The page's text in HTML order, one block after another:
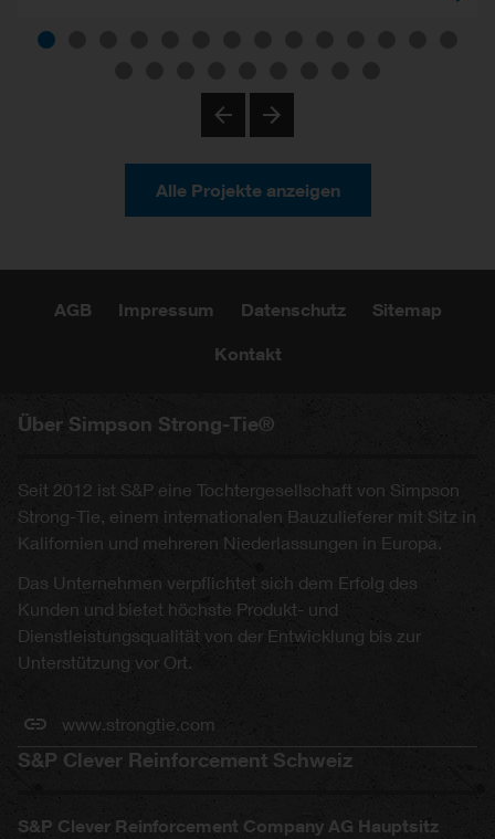
Alle Projekte anzeigen
AGB Impressum Datenschutz Sitemap
Kontakt
Über Simpson Strong-Tie®
Seit 2012 ist S&P eine Tochtergesellschaft von Simpson
Strong-Tie, einem internationalen Bauzulieferer mit Sitz in
Kalifornien und mehreren Niederlassungen in Europa.
Das Unternehmen verpflichtet sich dem Erfolg des
Kunden und bietet höchste Produkt- und
Dienstleistungsqualität von der Entwicklung bis zur
Unterstützung vor Ort.
www.strongtie.com
S&P Clever Reinforcement Schweiz
S&P Clever Reinforcement Company AG Hauptsitz